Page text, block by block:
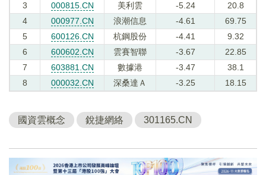
3
000815.CN 美利雲 -5.24
20.8
4
000977.CN 浪潮信息 -4.61
69.75
5
600126.CN 杭鋼股份 -4.41
9.32
6
600602.CN 雲賽智聯 -3.67
22.85
7
603881.CN 數據港 -3.47
38.1
8
000032.CN 深桑達Ａ -3.25 18.15
國資雲概念 銳捷網絡 301165.CN